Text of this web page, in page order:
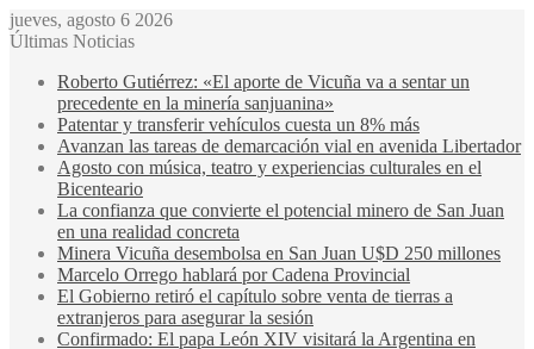
jueves, agosto 6 2026
Últimas Noticias
Roberto Gutiérrez: «El aporte de Vicuña va a sentar un
precedente en la minería sanjuanina»
Patentar y transferir vehículos cuesta un 8% más
Avanzan las tareas de demarcación vial en avenida Libertador
Agosto con música, teatro y experiencias culturales en el
Bicenteario
La confianza que convierte el potencial minero de San Juan
en una realidad concreta
Minera Vicuña desembolsa en San Juan U$D 250 millones
Marcelo Orrego hablará por Cadena Provincial
El Gobierno retiró el capítulo sobre venta de tierras a
extranjeros para asegurar la sesión
Confirmado: El papa León XIV visitará la Argentina en